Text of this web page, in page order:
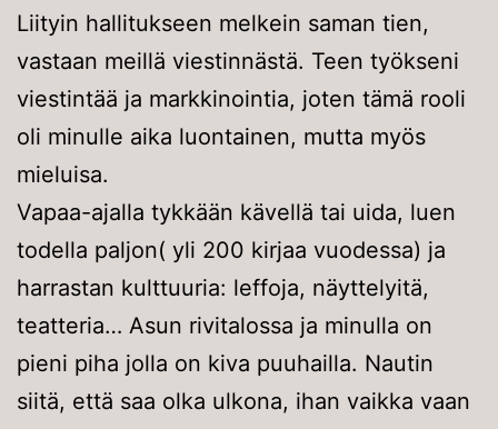
Liityin hallitukseen melkein saman tien,
vastaan meillä viestinnästä. Teen työkseni
viestintää ja markkinointia, joten tämä rooli
oli minulle aika luontainen, mutta myös
mieluisa.
Vapaa-ajalla tykkään kävellä tai uida, luen
todella paljon( yli 200 kirjaa vuodessa) ja
harrastan kulttuuria: leffoja, näyttelyitä,
teatteria… Asun rivitalossa ja minulla on
pieni piha jolla on kiva puuhailla. Nautin
siitä, että saa olka ulkona, ihan vaikka vaan